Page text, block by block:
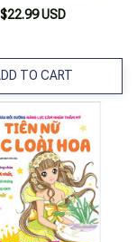
$22.99 USD
TO CART